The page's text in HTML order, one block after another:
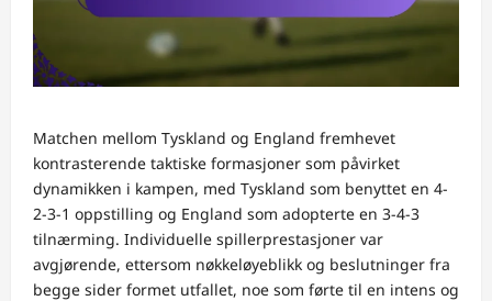
Matchen mellom Tyskland og England fremhevet
kontrasterende taktiske formasjoner som påvirket
dynamikken i kampen, med Tyskland som benyttet en 4-
2-3-1 oppstilling og England som adopterte en 3-4-3
tilnærming. Individuelle spillerprestasjoner var
avgjørende, ettersom nøkkeløyeblikk og beslutninger fra
begge sider formet utfallet, noe som førte til en intens og